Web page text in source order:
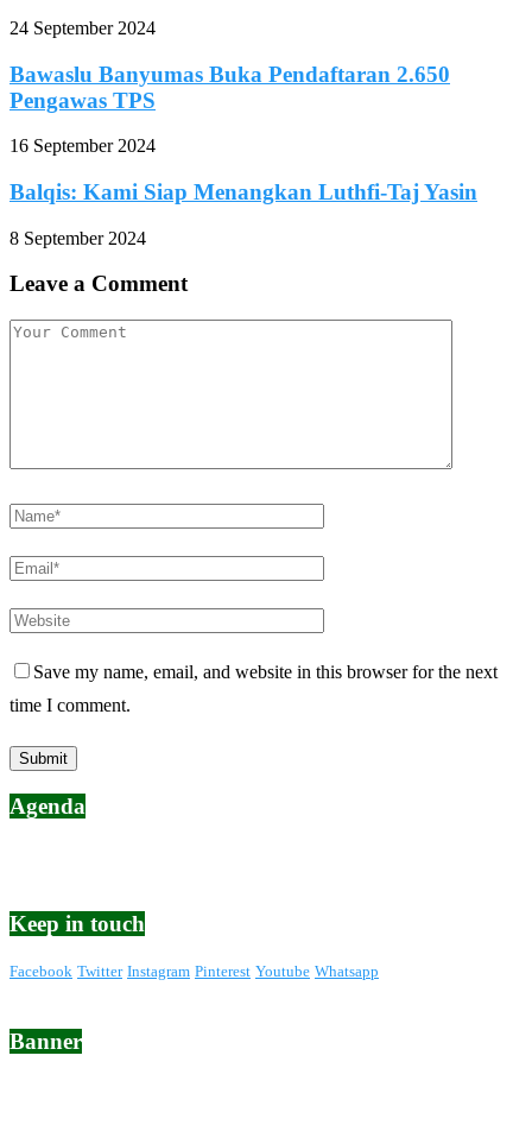
24 September 2024
Bawaslu Banyumas Buka Pendaftaran 2.650
Pengawas TPS
16 September 2024
Balqis: Kami Siap Menangkan Luthfi-Taj Yasin
8 September 2024
Leave a Comment
Save my name, email, and website in this browser for the next
time I comment.
Agenda
Keep in touch
Facebook Twitter Instagram Pinterest Youtube Whatsapp
Banner